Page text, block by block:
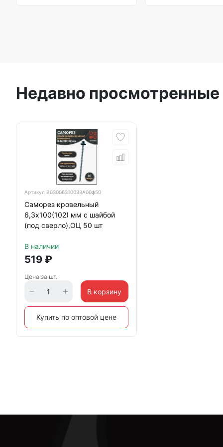
Недавно просмотренные
Артикул B03006310033A00ф50
Саморез кровельный
6,3х100(102) мм с шайбой
(под сверло),ОЦ 50 шт
В наличии
519 ₽
Цена за шт.
В корзину
Купить по оптовой цене